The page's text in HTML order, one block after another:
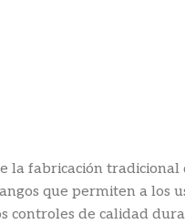
fabricación tradicional
que permiten a los
controles de calidad